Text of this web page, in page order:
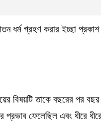
ধর্ম গ্রহণ করার ইচ্ছা
বিষয়টি তাকে বছরের পর বছর
ফেলেছিল এবং ধীরে